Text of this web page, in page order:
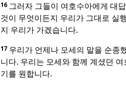
16 그러자 그들이 여호수아에게 대
것이 무엇이든지 우리가 그대로 실
지 우리가 가겠습니다.
17 우리가 언제나 모세의 말을 순종
니다. 우리는 모세와 함께 계셨던
기를 원합니다.